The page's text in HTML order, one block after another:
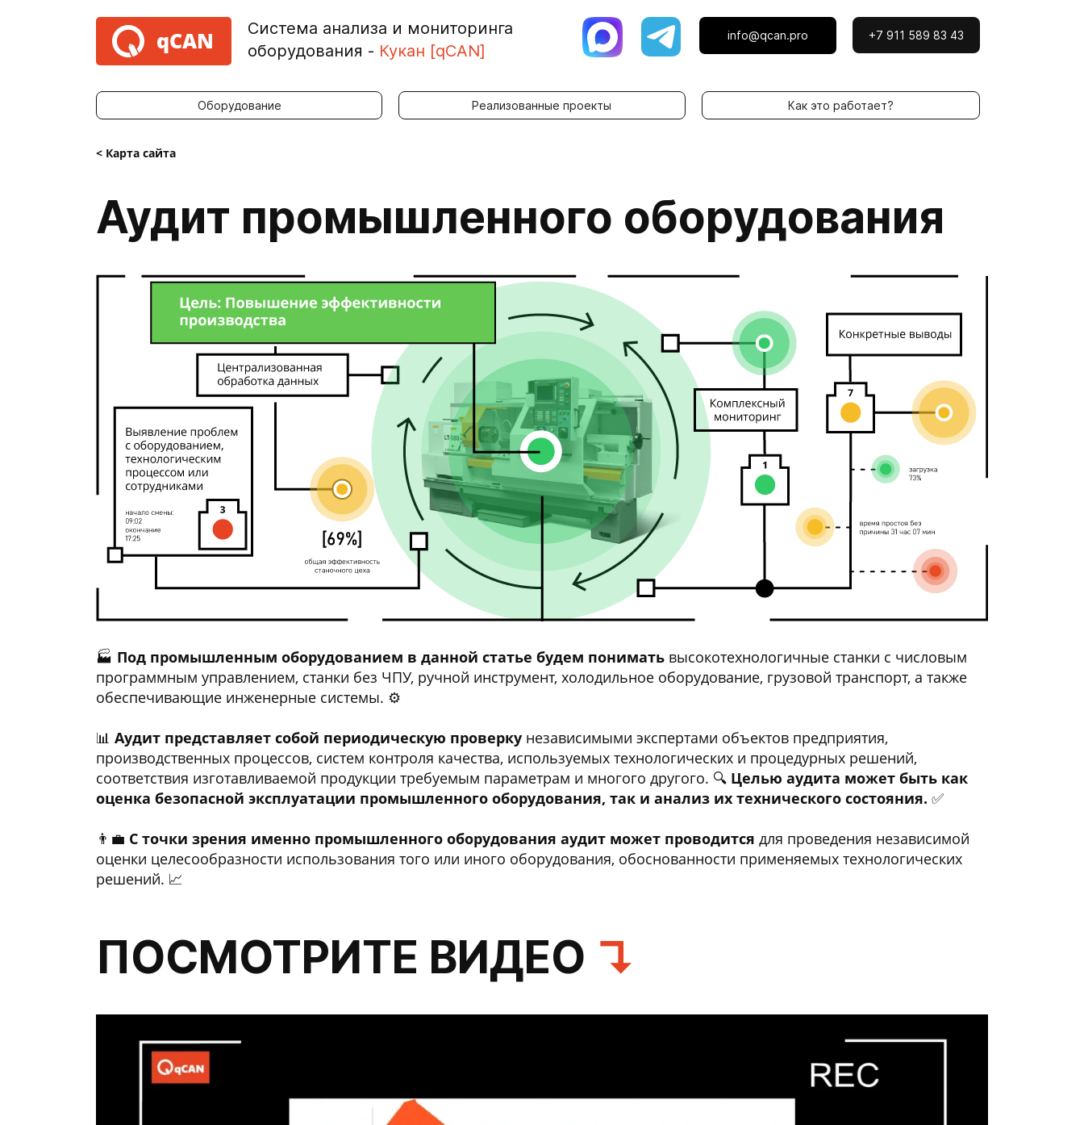
qCAN
Система анализа и мониторинга
оборудования - Кукан [qCAN]
info@qcan.pro +7 911 589 83 43
Оборудование Реализованные проекты Как это работает?
< Карта сайта
Аудит промышленного оборудования
🏭 Под промышленным оборудованием в данной статье будем понимать высокотехнологичные станки с числовым
программным управлением, станки без ЧПУ, ручной инструмент, холодильное оборудование, грузовой транспорт, а также
обеспечивающие инженерные системы. ⚙️
📊 Аудит представляет собой периодическую проверку независимыми экспертами объектов предприятия,
производственных процессов, систем контроля качества, используемых технологических и процедурных решений,
соответствия изготавливаемой продукции требуемым параметрам и многого другого. 🔍 Целью аудита может быть как
оценка безопасной эксплуатации промышленного оборудования, так и анализ их технического состояния. ✅
👨‍💼 С точки зрения именно промышленного оборудования аудит может проводится для проведения независимой
оценки целесообразности использования того или иного оборудования, обоснованности применяемых технологических
решений. 📈
ПОСМОТРИТЕ ВИДЕО ↴